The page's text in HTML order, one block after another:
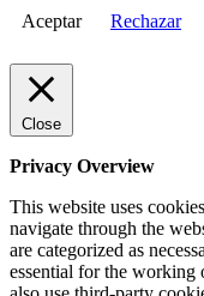
Aceptar Rechazar
Close
Privacy Overview
This website uses
navigate through the
are categorized as
essential for the working